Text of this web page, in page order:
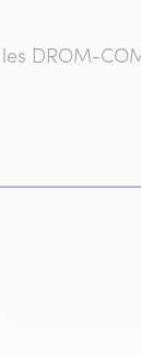
DROM-